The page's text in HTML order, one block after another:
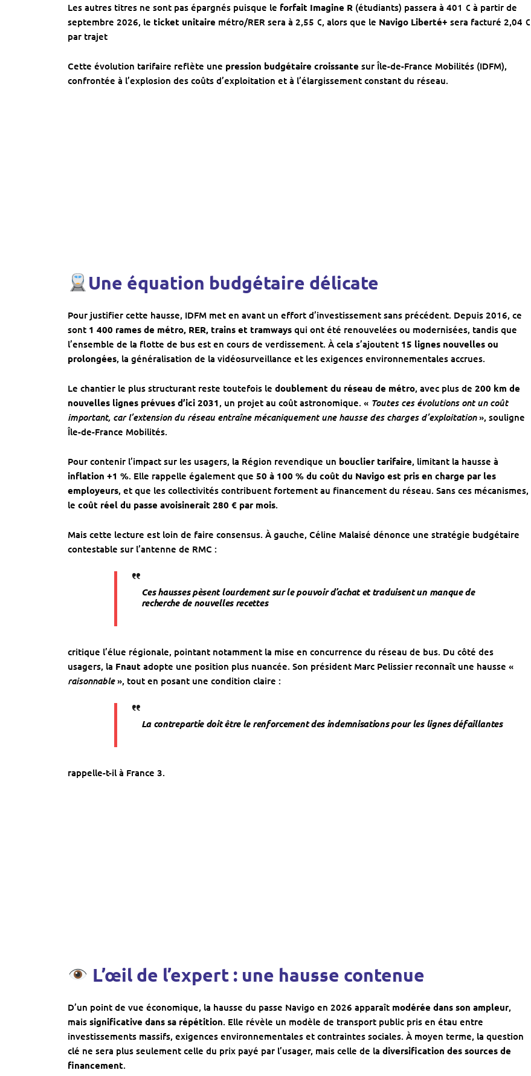
Les autres titres ne sont pas épargnés puisque le forfait Imagine R (étudiants) passera à 401 € à partir de
septembre 2026, le ticket unitaire métro/RER sera à 2,55 €, alors que le Navigo Liberté+ sera facturé 2,04 €
par trajet
Cette évolution tarifaire reflète une pression budgétaire croissante sur Île-de-France Mobilités (IDFM),
confrontée à l’explosion des coûts d’exploitation et à l’élargissement constant du réseau.
Une équation budgétaire délicate
Pour justifier cette hausse, IDFM met en avant un effort d’investissement sans précédent. Depuis 2016, ce
sont 1 400 rames de métro, RER, trains et tramways qui ont été renouvelées ou modernisées, tandis que
l’ensemble de la flotte de bus est en cours de verdissement. À cela s’ajoutent 15 lignes nouvelles ou
prolongées, la généralisation de la vidéosurveillance et les exigences environnementales accrues.
Le chantier le plus structurant reste toutefois le doublement du réseau de métro, avec plus de 200 km de
nouvelles lignes prévues d’ici 2031 , un projet au coût astronomique. « Toutes ces évolutions ont un coût
important, car l’extension du réseau entraîne mécaniquement une hausse des charges d’exploitation», souligne
Île-de-France Mobilités.
Pour contenir l’impact sur les usagers, la Région revendique un bouclier tarifaire, limitant la hausse à
inflation +1 %. Elle rappelle également que 50 à 100 % du coût du Navigo est pris en charge par les
employeurs, et que les collectivités contribuent fortement au financement du réseau. Sans ces mécanismes,
le coût réel du passe avoisinerait 280 € par mois.
Mais cette lecture est loin de faire consensus. À gauche, Céline Malaisé dénonce une stratégie budgétaire
contestable sur l’antenne de RMC :
Ces hausses pèsent lourdement sur le pouvoir d’achat et traduisent un manque de
recherche de nouvelles recettes
critique l’élue régionale, pointant notamment la mise en concurrence du réseau de bus. Du côté des
usagers, la Fnaut adopte une position plus nuancée. Son président Marc Pelissier reconnaît une hausse «
raisonnable», tout en posant une condition claire :
La contrepartie doit être le renforcement des indemnisations pour les lignes défaillantes
rappelle-t-il à France 3.
L’œil de l’expert : une hausse contenue
D’un point de vue économique, la hausse du passe Navigo en 2026 apparaît modérée dans son ampleur,
mais significative dans sa répétition. Elle révèle un modèle de transport public pris en étau entre
investissements massifs, exigences environnementales et contraintes sociales. À moyen terme, la question
clé ne sera plus seulement celle du prix payé par l’usager, mais celle de la diversification des sources de
financement.